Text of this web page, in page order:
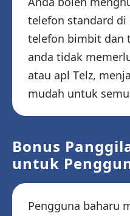
telefon standard di
telefon bimbit dan
anda tidak
atau apl Telz,
mudah untuk
Bonus
untuk
Pengguna baharu